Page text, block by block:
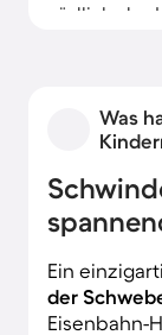
südlich der
stattlichen
Was
Ein
der
Eisenbahn-